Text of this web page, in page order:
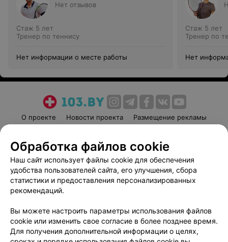
Нет отзывов
Стаж 5 лет
Тренер по теннису
Нет информации о месте работы
Стаж 5 лет
Тренер по
Нет
О проекте Новости проекта
Размещение рекламы
Пользовательское соглашение
Способы оплаты
Вакансии
Партнеры
Написать руководителю 103.by
Обработка персональных данных
Обработка файлов cookie
Наш сайт использует файлы cookie для обеспечения
удобства пользователей сайта, его улучшения, сбора
статистики и предоставления персонализированных
рекомендаций.
Вы можете настроить параметры использования файлов
cookie или изменить свое согласие в более позднее время.
Для получения дополнительной информации о целях,